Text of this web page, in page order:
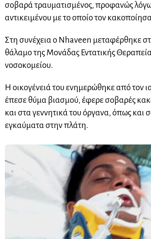
σοβαρά τραυματισμένος, προφανώς
αντικειμένου με το οποίο τον
Στη συνέχεια ο Nhaveen μεταφέρθηκε
θάλαμο της Μονάδας Εντατικής
νοσοκομείου.
Η οικογένειά του ενημερώθηκε από τον
έπεσε θύμα βιασμού, έφερε σοβαρές
και στα γεννητικά του όργανα, όπως και
εγκαύματα στην πλάτη.